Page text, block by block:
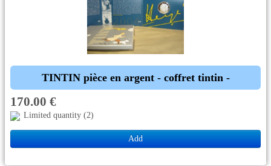
TINTIN pièce en argent - coffret tintin -
170.00 €
Limited quantity (2)
Add